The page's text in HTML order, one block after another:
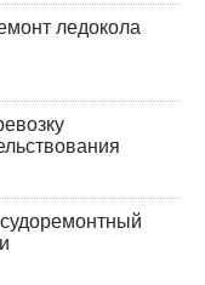
ледокола